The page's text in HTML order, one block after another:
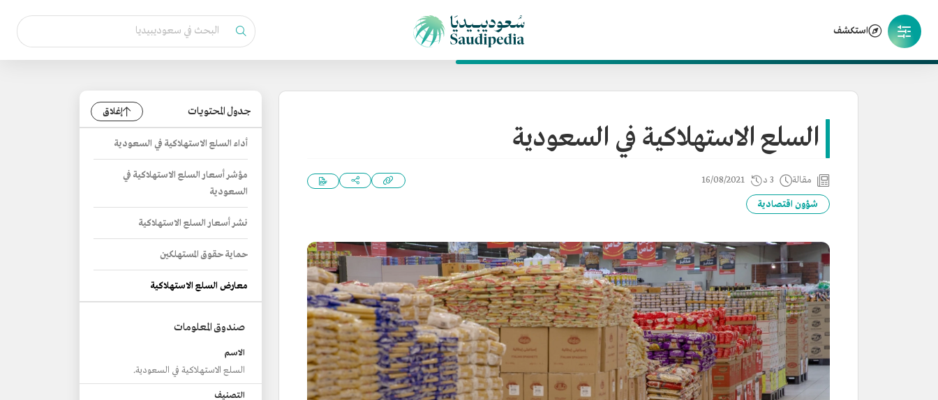
استكشف
السلع الاستهلاكية في السعودية
مقالة 3 د 16/08/2021
شؤون اقتصادية
جدول المحتويات إغلاق
أداء السلع الاستهلاكية في السعودية
مؤشر أسعار السلع الاستهلاكية في
السعودية
نشر أسعار السلع الاستهلاكية
حماية حقوق المستهلكين
معارض السلع الاستهلاكية
صندوق المعلومات
الاسم
السلع الاستهلاكية في السعودية.
التصنيف